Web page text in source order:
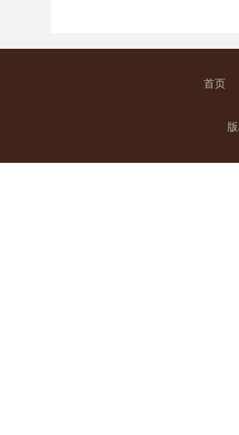
首页